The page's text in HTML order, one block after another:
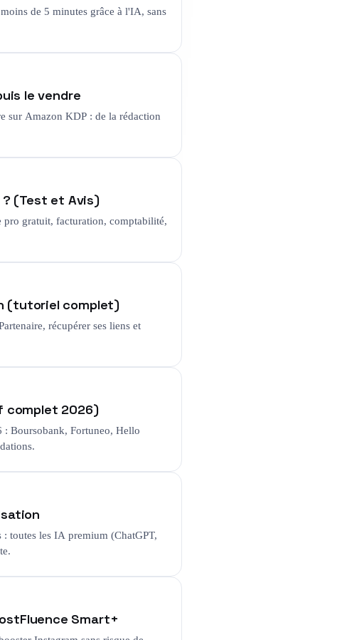
de 5 minutes grâce à l'IA, sans
le vendre
sur Amazon KDP : de la rédaction
? (Test et Avis)
pro gratuit, facturation, comptabilité,
(tutoriel complet)
récupérer ses liens et
complet 2026)
: Boursobank, Fortuneo, Hello
toutes les IA premium (ChatGPT,
Smart+